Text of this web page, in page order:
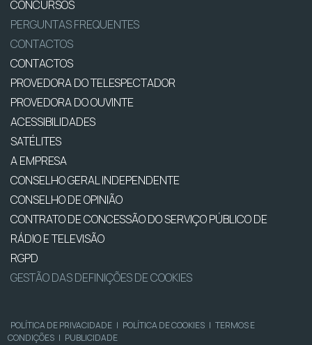
CONCURSOS
PERGUNTAS FREQUENTES
CONTACTOS
CONTACTOS
PROVEDORA DO TELESPECTADOR
PROVEDORA DO OUVINTE
ACESSIBILIDADES
SATÉLITES
A EMPRESA
CONSELHO GERAL INDEPENDENTE
CONSELHO DE OPINIÃO
CONTRATO DE CONCESSÃO DO SERVIÇO PÚBLICO DE
RÁDIO E TELEVISÃO
RGPD
GESTÃO DAS DEFINIÇÕES DE COOKIES
POLÍTICA DE PRIVACIDADE | POLÍTICA DE COOKIES | TERMOS E
CONDIÇÕES | PUBLICIDADE